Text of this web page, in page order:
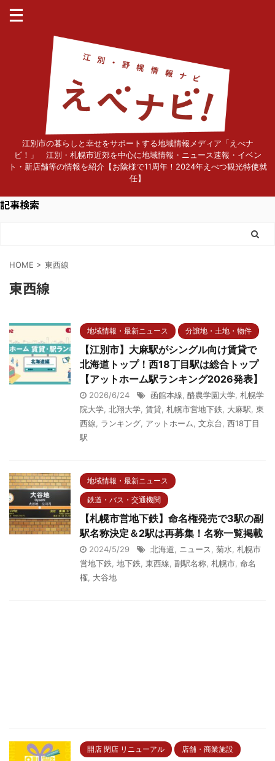
江別市の暮らしと幸せをサポートする地域情報メディア「えべナ
ビ！」 江別・札幌市近郊を中心に地域情報・ニュース速報・イベン
ト・新店舗等の情報を紹介【お陰様で11周年！2024年えべつ観光特使就
任】
記事検索
HOME > 東西線
東西線
地域情報・最新ニュース 分譲地・土地・物件
【江別市】大麻駅がシングル向け賃貸で
北海道トップ！西18丁目駅は総合トップ
【アットホーム駅ランキング2026発表】
2026/6/24 函館本線, 酪農学園大学, 札幌学
院大学, 北翔大学, 賃貸, 札幌市営地下鉄, 大麻駅, 東
西線, ランキング, アットホーム, 文京台, 西18丁目
駅
地域情報・最新ニュース
鉄道・バス・交通機関
【札幌市営地下鉄】命名権発売で3駅の副
駅名称決定＆2駅は再募集！名称一覧掲載
2024/5/29 北海道, ニュース, 菊水, 札幌市
営地下鉄, 地下鉄, 東西線, 副駅名称, 札幌市, 命名
権, 大谷地
開店 閉店 リニューアル 店舗・商業施設